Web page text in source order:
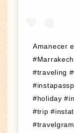
Amanecer
#traveling
#holiday
#trip